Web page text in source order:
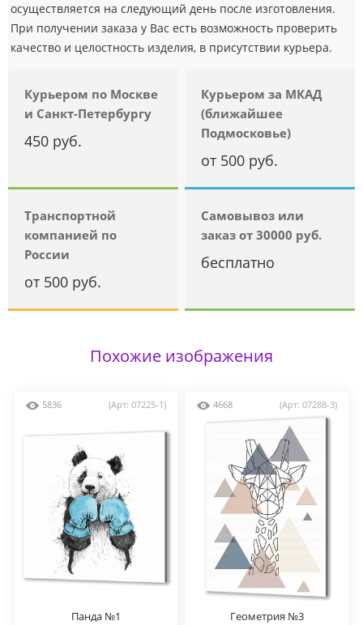
осуществляется на следующий день после изготовления.
При получении заказа у Вас есть возможность проверить
качество и целостность изделия, в присутствии курьера.
Курьером по Москве
и Санкт-Петербургу
450 руб.
Курьером за МКАД
(ближайшее
Подмосковье)
от 500 руб.
Транспортной
компанией по
России
от 500 руб.
Самовывоз или
заказ от 30000 руб.
бесплатно
Похожие изображения
5836 (Арт: 07225-1)
Панда №1
4668 (Арт: 07288-3)
Геометрия №3